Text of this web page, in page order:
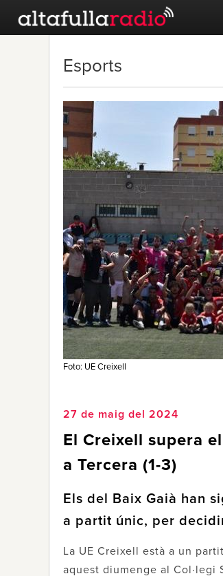
Esports
Foto: UE Creixell
27 de maig del 2024
El Creixell supera
a Tercera (1-3)
Els del Baix Gaià han
a partit únic, per
La UE Creixell està a un
aquest diumenge al Col·legi